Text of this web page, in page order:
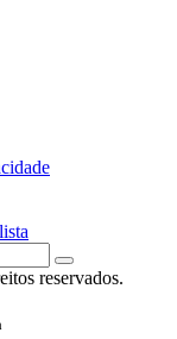
reservados.